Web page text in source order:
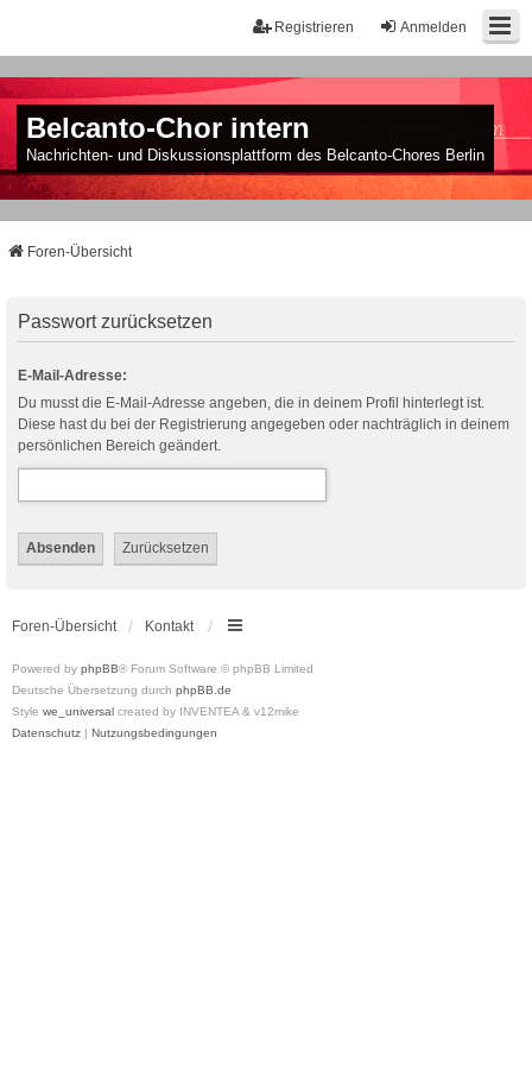
Anmelden
Registrieren
Belcanto-Chor intern
Nachrichten- und Diskussionsplattform des Belcanto-Chores Berlin
Foren-Übersicht
Passwort zurücksetzen
E-Mail-Adresse:
Du musst die E-Mail-Adresse angeben, die in deinem Profil hinterlegt ist.
Diese hast du bei der Registrierung angegeben oder nachträglich in deinem
persönlichen Bereich geändert.
Foren-Übersicht Kontakt
Powered by phpBB® Forum Software © phpBB Limited
Deutsche Übersetzung durch phpBB.de
Style we_universal created by INVENTEA & v12mike
Datenschutz | Nutzungsbedingungen